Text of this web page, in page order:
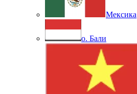
Мексика
о. Бали